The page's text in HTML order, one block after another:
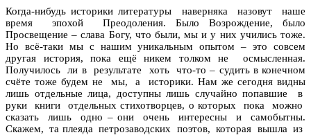
Когда-нибудь историки литературы наверняка назовут наше
время эпохой Преодоления. Было Возрождение, было
Просвещение – слава Богу, что были, мы и у них учились тоже.
Но всё-таки мы с нашим уникальным опытом – это совсем
другая история, пока ещё никем толком не осмысленная.
Получилось ли в результате хоть что-то – судить в конечном
счёте тоже будем не мы, а историки. Нам же сегодня видны
лишь отдельные лица, доступны лишь случайно попавшие в
руки книги отдельных стихотворцев, о которых пока можно
сказать лишь одно – они очень интересны и самобытны.
Скажем, та плеяда петрозаводских поэтов, которая вышла из